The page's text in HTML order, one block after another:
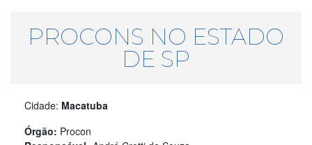
PROCONS NO ESTADO
DE SP
Cidade: Macatuba
Órgão: Procon